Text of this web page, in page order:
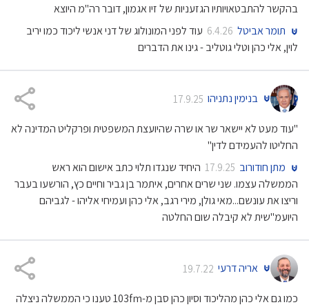
בהקשר להתבטאויותיו הגזעניות של זיו אגמון, דובר רה"מ היוצא
תומר אביטל 6.4.26 עוד לפני המונולוג של דני אנשי ליכוד כמו יריב
לוין, אלי כהן וטלי גוטליב - גינו את הדברים
בנימין נתניהו 17.9.25
"עוד מעט לא יישאר שר או שרה שהיועצת המשפטית ופרקליט המדינה לא
החליטו להעמידם לדין"
מתן חודורוב 17.9.25 היחיד שנגדו תלוי כתב אישום הוא ראש
הממשלה עצמו. שני שרים אחרים, איתמר בן גביר וחיים כץ, הורשעו בעבר
וריצו את עונשם...מאי גולן, מירי רגב, אלי כהן ועמיחי אליהו - לגביהם
היועמ"שית לא קיבלה שום החלטה
אריה דרעי 19.7.22
כמו גם אלי כהן מהליכוד וסיון כהן סבן מ-103fm טענו כי הממשלה ניצלה